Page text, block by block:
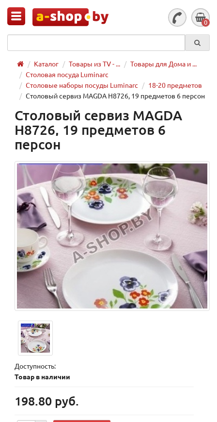
0
Каталог Товары из TV - ...
Товары для Дома и ...
Столовая посуда Luminarc
Столовые наборы посуды Luminarc
18-20 предметов
Столовый сервиз MAGDA H8726, 19 предметов 6 персон
Столовый сервиз MAGDA
H8726, 19 предметов 6
персон
Доступность:
Товар в наличии
198.80 руб.